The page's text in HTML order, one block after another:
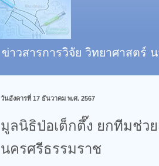
ข่าวสารการวิจัย วิทยาศาสตร์
วันอังคารที่ 17 ธันวาคม พ.ศ. 2567
มูลนิธิป่อเต็กตึ๊ง ยกทีมช่ว
นครศรีธรรมราช